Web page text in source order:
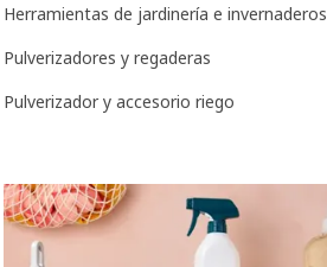
Herramientas de jardinería e invernaderos
Pulverizadores y regaderas
Pulverizador y accesorio riego